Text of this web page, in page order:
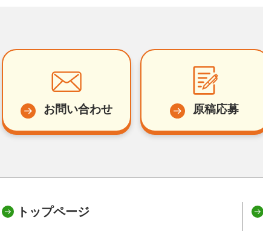
お問い合わせ 原稿応募
トップページ